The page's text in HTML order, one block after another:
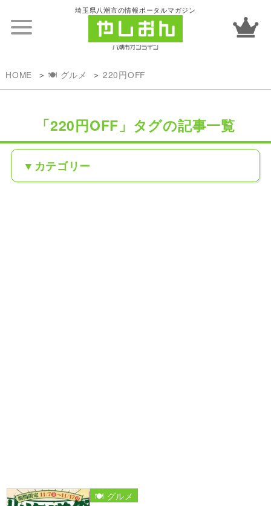
埼玉県八潮市の情報ポータルマガジン
HOME 🍽️ グルメ 220円OFF
「220円OFF」タグの記事一覧
カテゴリー
🍽️ グルメ